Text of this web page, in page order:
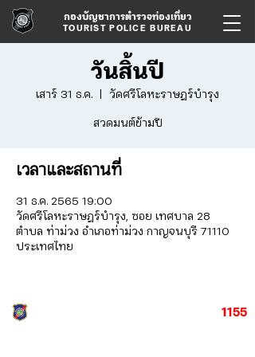
กองบัญชาการตำรวจท่องเที่ยว
TOURIST POLICE BUREAU
วันสิ้นปี
เสาร์ 31 ธ.ค. วัดศรีโลหะราษฎร์บำรุง
สวดมนต์ข้ามปี
เวลาและสถานที่
31 ธ.ค. 2565 19:00
วัดศรีโลหะราษฎร์บำรุง, ซอย เทศบาล 28
ตำบล ท่าม่วง อำเภอท่าม่วง กาญจนบุรี 71110
ประเทศไทย
1155